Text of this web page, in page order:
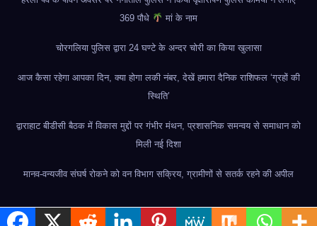
369 पौधे
मां के नाम
चोरगलिया पुलिस द्वारा 24 घण्टे के अन्दर चोरी का किया खुलासा
आज कैसा रहेगा आपका दिन, क्या होगा लकी नंबर, देखें हमारा दैनिक राशिफल ‘ग्रहों की
स्थिति’
द्वाराहाट बीडीसी बैठक में विकास मुद्दों पर गंभीर मंथन, प्रशासनिक समन्वय से समाधान को
मिली नई दिशा
मानव-वन्यजीव संघर्ष रोकने को वन विभाग सक्रिय, ग्रामीणों से सतर्क रहने की अपील